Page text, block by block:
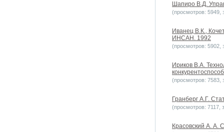
Шапиро В.Д.
(просмотров: 5949,
Иванец В.К.,
ИНСАН. 1992
(просмотров: 5902,
Ириков В.А.
(просмотров: 7583,
Гранберг А.Г.
(просмотров: 7117,
Красовский А. А.